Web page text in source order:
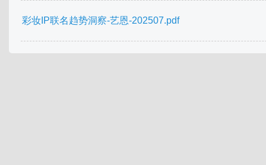
彩妆IP联名趋势洞察-艺恩-202507.pdf